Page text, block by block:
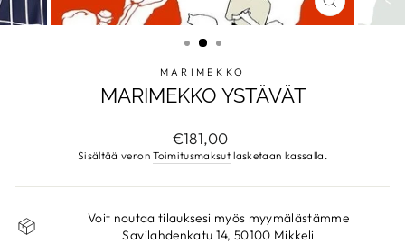
SULJE
MARIMEKKO
MARIMEKKO YSTÄVÄT
Normaalihinta
€181,00
Sisältää veronToimitusmaksut lasketaan kassalla.
Voit noutaa tilauksesi myös myymälästämme
Savilahdenkatu 14, 50100 Mikkeli